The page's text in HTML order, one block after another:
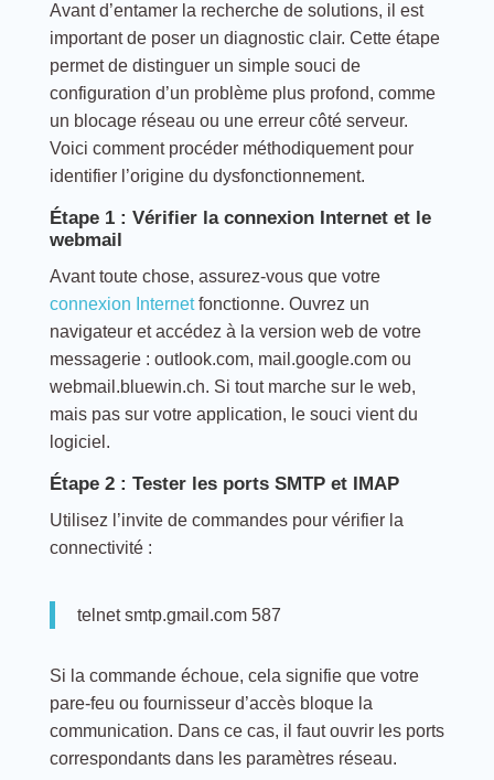
Avant d’entamer la recherche de solutions, il est
important de poser un diagnostic clair. Cette étape
permet de distinguer un simple souci de
configuration d’un problème plus profond, comme
un blocage réseau ou une erreur côté serveur.
Voici comment procéder méthodiquement pour
identifier l’origine du dysfonctionnement.
Étape 1 : Vérifier la connexion Internet et le
webmail
Avant toute chose, assurez-vous que votre
connexion Internetfonctionne. Ouvrez un
navigateur et accédez à la version web de votre
messagerie : outlook.com, mail.google.com ou
webmail.bluewin.ch. Si tout marche sur le web,
mais pas sur votre application, le souci vient du
logiciel.
Étape 2 : Tester les ports SMTP et IMAP
Utilisez l’invite de commandes pour vérifier la
connectivité :
telnet smtp.gmail.com 587
Si la commande échoue, cela signifie que votre
pare-feu ou fournisseur d’accès bloque la
communication. Dans ce cas, il faut ouvrir les ports
correspondants dans les paramètres réseau.